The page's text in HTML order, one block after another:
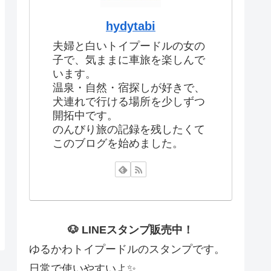
hydytabi
夫婦と白いトイプードルの女の
子で、気ままに車旅を楽しんで
います。
温泉・自然・宿探しが好きで、
犬連れで行ける場所を少しずつ
開拓中です。
のんびり旅の記録を残したくて
このブログを始めました。
🐶 LINEスタンプ販売中！
ゆるかわトイプードルのスタンプです。